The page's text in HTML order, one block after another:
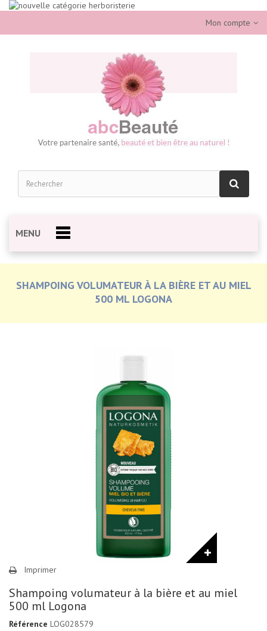
Mon compte
MENU
SHAMPOING VOLUMATEUR À LA BIÈRE ET AU MIEL
500 ML LOGONA
Imprimer
Shampoing volumateur à la bière et au miel
500 ml Logona
Référence LOG028579